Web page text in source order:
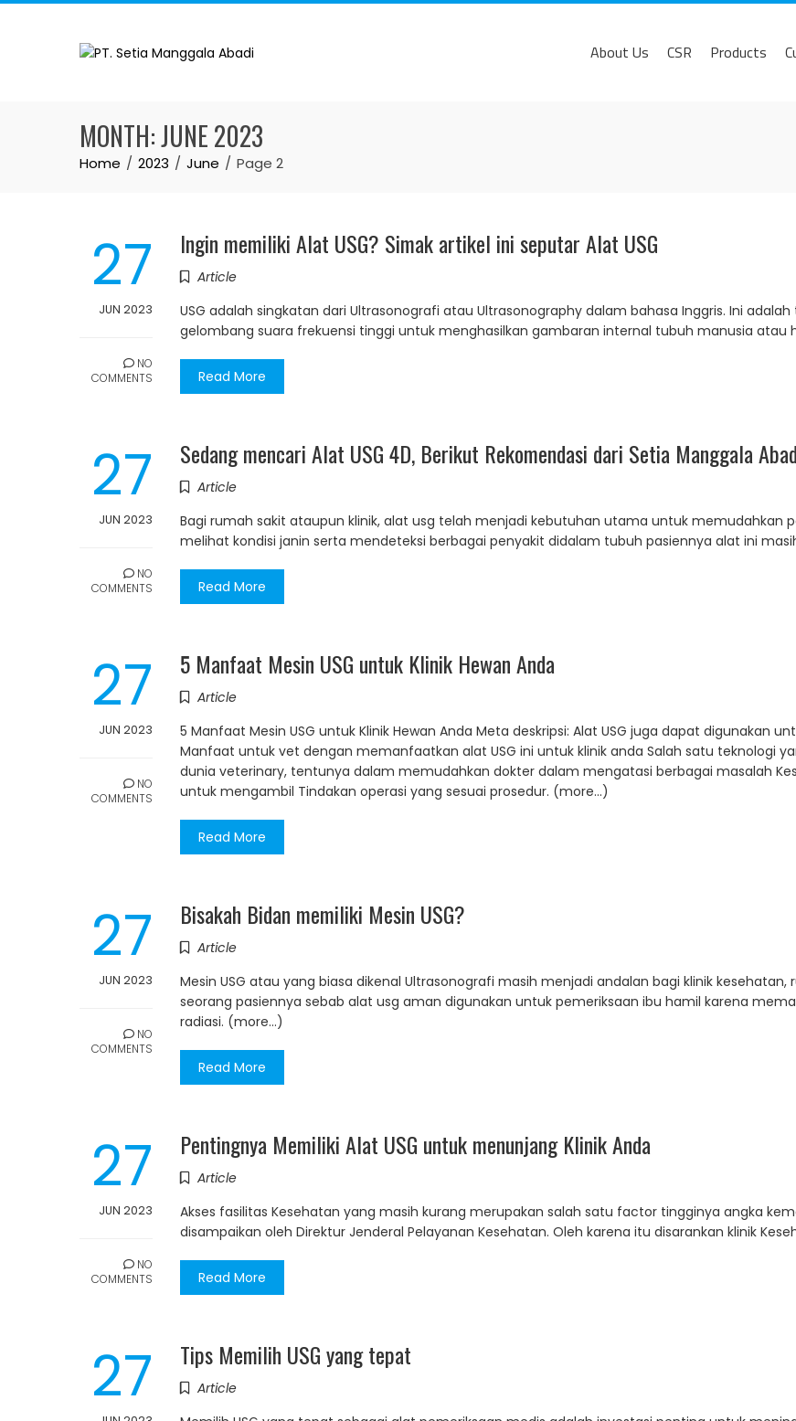
Skip
About Us CSR Products
MONTH:JUNE 2023
Home 2023 June Page 2
27
JUN 2023
NO
COMMENTS
Ingin memiliki Alat USG? Simak artikel ini seputar Alat USG
Article
USG adalah singkatan dari Ultrasonografi atau Ultrasonography dalam bahasa Inggris. Ini
gelombang suara frekuensi tinggi untuk menghasilkan gambaran internal tubuh manusia
Read More
27
JUN 2023
NO
COMMENTS
Sedang mencari Alat USG 4D, Berikut Rekomendasi dari Setia Manggala
Article
Bagi rumah sakit ataupun klinik, alat usg telah menjadi kebutuhan utama untuk memudahkan
melihat kondisi janin serta mendeteksi berbagai penyakit didalam tubuh pasiennya alat ini
Read More
27
JUN 2023
NO
COMMENTS
5 Manfaat Mesin USG untuk Klinik Hewan Anda
Article
5 Manfaat Mesin USG untuk Klinik Hewan Anda Meta deskripsi: Alat USG juga dapat digunakan
Manfaat untuk vet dengan memanfaatkan alat USG ini untuk klinik anda Salah satu teknologi
dunia veterinary, tentunya dalam memudahkan dokter dalam mengatasi berbagai masalah
untuk mengambil Tindakan operasi yang sesuai prosedur. (more…)
Read More
27
JUN 2023
NO
COMMENTS
Bisakah Bidan memiliki Mesin USG?
Article
Mesin USG atau yang biasa dikenal Ultrasonografi masih menjadi andalan bagi klinik
seorang pasiennya sebab alat usg aman digunakan untuk pemeriksaan ibu hamil karena
radiasi. (more…)
Read More
27
JUN 2023
NO
COMMENTS
Pentingnya Memiliki Alat USG untuk menunjang Klinik Anda
Article
Akses fasilitas Kesehatan yang masih kurang merupakan salah satu factor tingginya angka
disampaikan oleh Direktur Jenderal Pelayanan Kesehatan. Oleh karena itu disarankan klinik
Read More
27 Tips Memilih USG yang tepat
Article